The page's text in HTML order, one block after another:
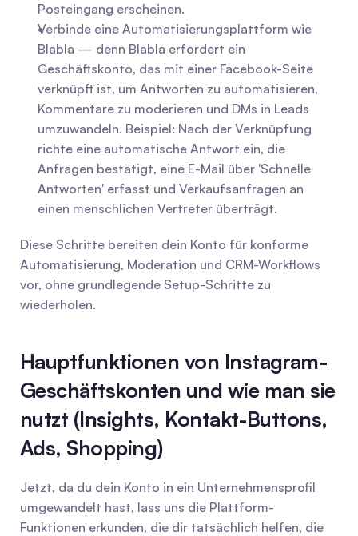
Posteingang erscheinen.
Verbinde eine Automatisierungsplattform wie
Blabla — denn Blabla erfordert ein
Geschäftskonto, das mit einer Facebook-Seite
verknüpft ist, um Antworten zu automatisieren,
Kommentare zu moderieren und DMs in Leads
umzuwandeln. Beispiel: Nach der Verknüpfung
richte eine automatische Antwort ein, die
Anfragen bestätigt, eine E-Mail über 'Schnelle
Antworten' erfasst und Verkaufsanfragen an
einen menschlichen Vertreter überträgt.
Diese Schritte bereiten dein Konto für konforme
Automatisierung, Moderation und CRM-Workflows
vor, ohne grundlegende Setup-Schritte zu
wiederholen.
Hauptfunktionen von Instagram-
Geschäftskonten und wie man sie
nutzt (Insights, Kontakt-Buttons,
Ads, Shopping)
Jetzt, da du dein Konto in ein Unternehmensprofil
umgewandelt hast, lass uns die Plattform-
Funktionen erkunden, die dir tatsächlich helfen, die